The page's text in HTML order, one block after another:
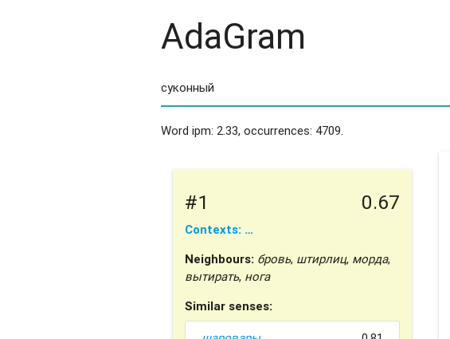
AdaGram
Word ipm: 2.33, occurrences: 4709.
#1 0.67
Contexts: …
Neighbours: бровь, штирлиц, морда,
вытирать, нога
Similar senses: